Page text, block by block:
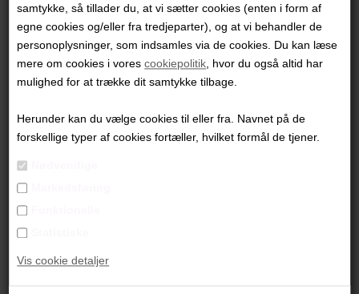
samtykke, så tillader du, at vi sætter cookies (enten i form af
egne cookies og/eller fra tredjeparter), og at vi behandler de
personoplysninger, som indsamles via de cookies. Du kan læse
mere om cookies i vorescookiepolitik , hvor du også altid har
mulighed for at trække dit samtykke tilbage.
Herunder kan du vælge cookies til eller fra. Navnet på de
forskellige typer af cookies fortæller, hvilket formål de tjener.
Vis cookie detaljer
PRODUKTINFORMATION
Andre værker af kunstneren: